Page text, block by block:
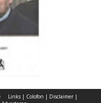
Links| Colofon | Disclaimer|